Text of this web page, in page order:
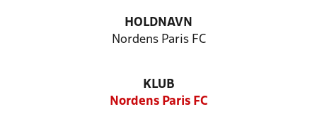
HOLDNAVN
Nordens Paris FC
KLUB
Nordens Paris FC